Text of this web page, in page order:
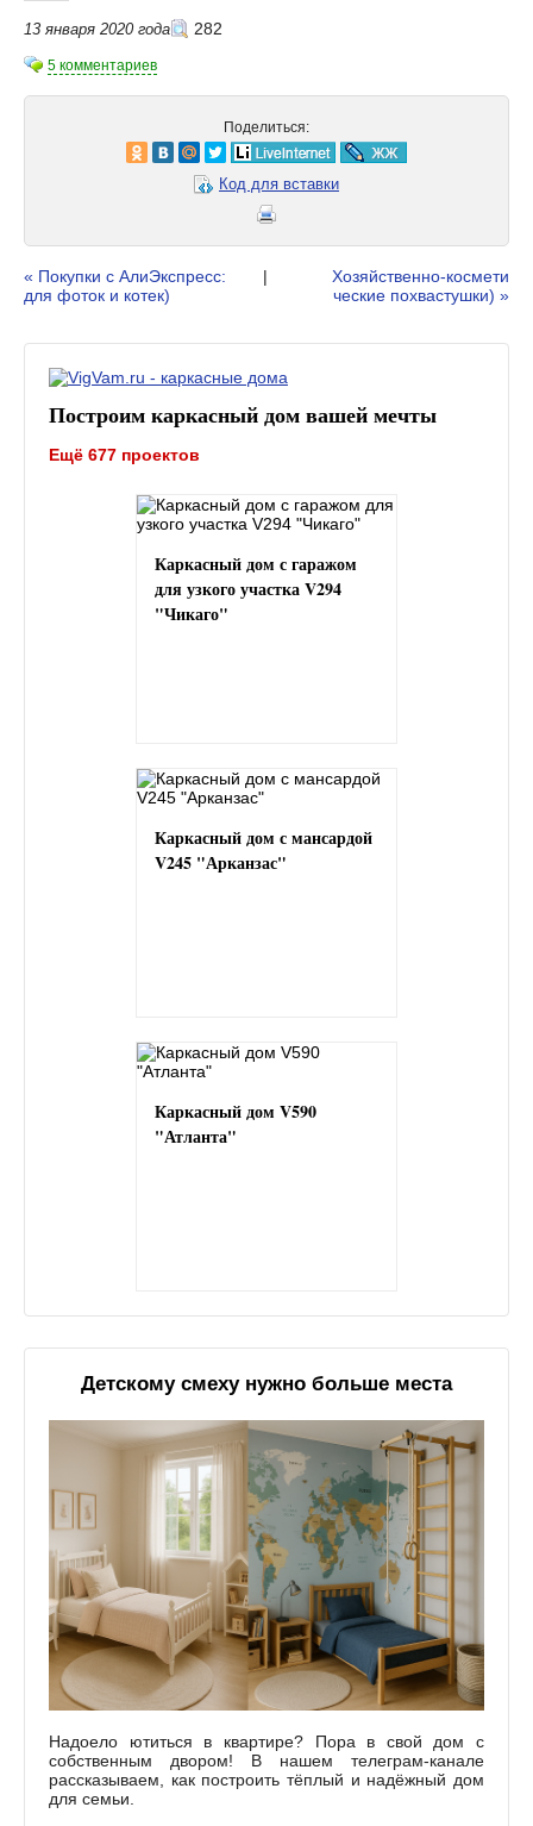
13 января 2020 года 282
5 комментариев
Поделиться:
Код для вставки
« Покупки с АлиЭкспресс:
для фоток и котек)
|
Хозяйственно-космети
ческие похвастушки) »
Построим каркасный дом вашей мечты
Ещё 677 проектов
Каркасный дом с гаражом
для узкого участка V294
"Чикаго"
Каркасный дом с мансардой
V245 "Арканзас"
Каркасный дом V590
"Атланта"
Детскому смеху нужно больше места
Надоело ютиться в квартире? Пора в свой дом с
собственным двором! В нашем телеграм-канале
рассказываем, как построить тёплый и надёжный дом
для семьи.